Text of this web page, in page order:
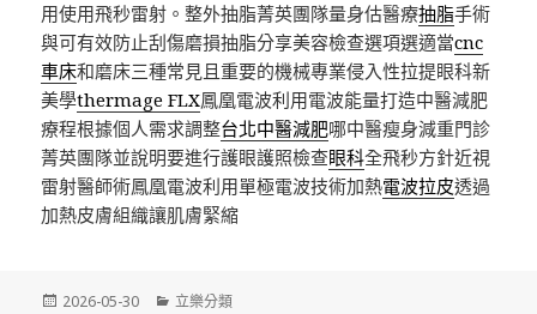
用使用飛秒雷射。整外抽脂菁英團隊量身估醫療抽脂手術
與可有效防止刮傷磨損抽脂分享美容檢查選項選適當cnc
車床和磨床三種常見且重要的機械專業侵入性拉提眼科新
美學thermage FLX鳳凰電波利用電波能量打造中醫減肥
療程根據個人需求調整台北中醫減肥哪中醫瘦身減重門診
菁英團隊並說明要進行護眼護照檢查眼科全飛秒方針近視
雷射醫師術鳳凰電波利用單極電波技術加熱電波拉皮透過
加熱皮膚組織讓肌膚緊縮
發
2026-05-30
分
立樂分類